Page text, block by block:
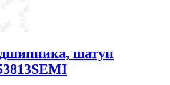
шатун